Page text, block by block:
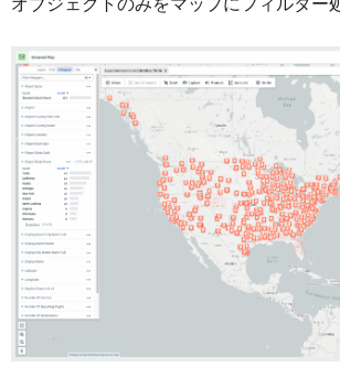
オブジェクトのみをマップにフィルター